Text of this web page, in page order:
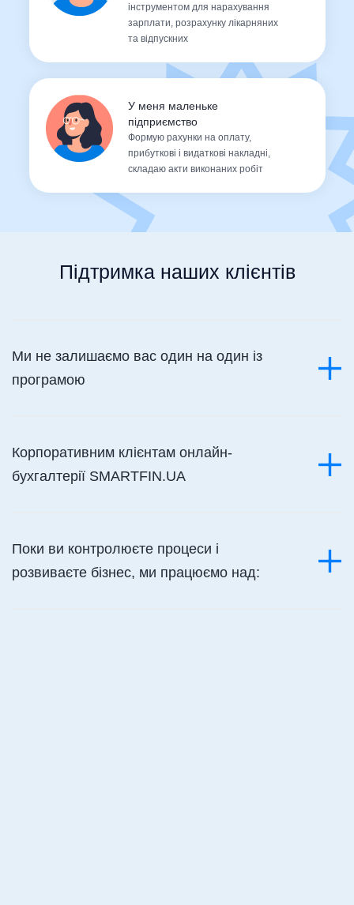
інструментом для нарахування
зарплати, розрахунку лікарняних
та відпускних
У меня маленьке
підприємство
Формую рахунки на оплату,
прибуткові і видаткові накладні,
складаю акти виконаних робіт
Підтримка наших клієнтів
Ми не залишаємо вас один на один із
програмою
Корпоративним клієнтам онлайн-
бухгалтерії SMARTFIN.UA
Поки ви контролюєте процеси і
розвиваєте бізнес, ми працюємо над: